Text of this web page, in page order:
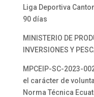
Liga Deportiva
90 días
MINISTERIO DE
INVERSIONES Y
MPCEIP-SC-2023-
el carácter de
Norma Técnica